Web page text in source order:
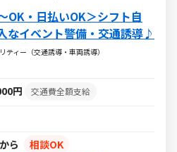
OK・日払いOK＞シフト自
なイベント警備・交通誘導♪
ティー（交通誘導・車両誘導）
円 交通費全額支給
ら
相談OK